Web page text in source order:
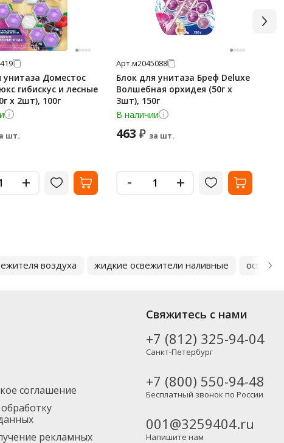
унитаза Доместос
гибискус и лесные
x 2шт), 100г
шт.
+
Арт.м2045088
Блок для унитаза Бреф Deluxe
Волшебная орхидея (50г x
3шт), 150г
В наличии
463 ₽ за шт.
- +
воздуха жидкие освежители наливные
соглашение
рекламных
Свяжитесь с нами
+7 (812) 325-94-04
Санкт-Петербург
+7 (800) 550-94-48
Бесплатный звонок по России
001@3259404.ru
Напишите нам